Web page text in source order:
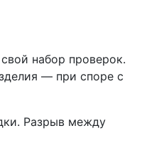
набор проверок.
— при споре с
Разрыв между